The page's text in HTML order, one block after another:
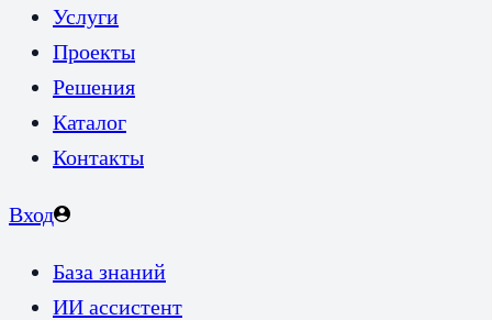
Услуги
Проекты
Решения
Каталог
Контакты
Вход
База знаний
ИИ ассистент